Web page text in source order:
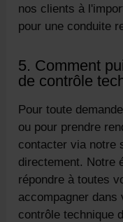
nos clients à
pour une conduite
5. Comment
de contrôle
Pour toute
ou pour prendre
contacter via notre
directement. Notre
répondre à toutes
accompagner
contrôle technique